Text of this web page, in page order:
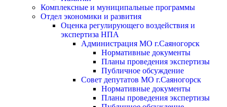
Комплексные и муниципальные программы
Отдел экономики и развития
Оценка регулирующего воздействия и
экспертиза НПА
Администрация МО г.Саяногорск
Нормативные документы
Планы проведения экспертизы
Публичное обсуждение
Совет депутатов МО г.Саяногорск
Нормативные документы
Планы проведения экспертизы